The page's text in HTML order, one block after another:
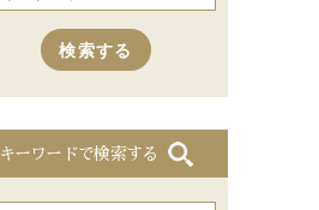
キーワードで検索する